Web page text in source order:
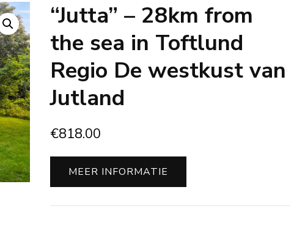
“Jutta” – 28km from
the sea in Toftlund
Regio De westkust van
Jutland
€818.00
MEER INFORMATIE